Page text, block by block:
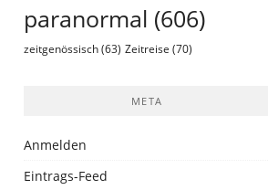
paranormal (606)
zeitgenössisch (63) Zeitreise (70)
META
Anmelden
Eintrags-Feed